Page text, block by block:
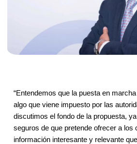
“Entendemos que la puesta en
algo que viene impuesto por las
discutimos el fondo de la propuesta,
seguros de que pretende ofrecer a los
información interesante y relevante